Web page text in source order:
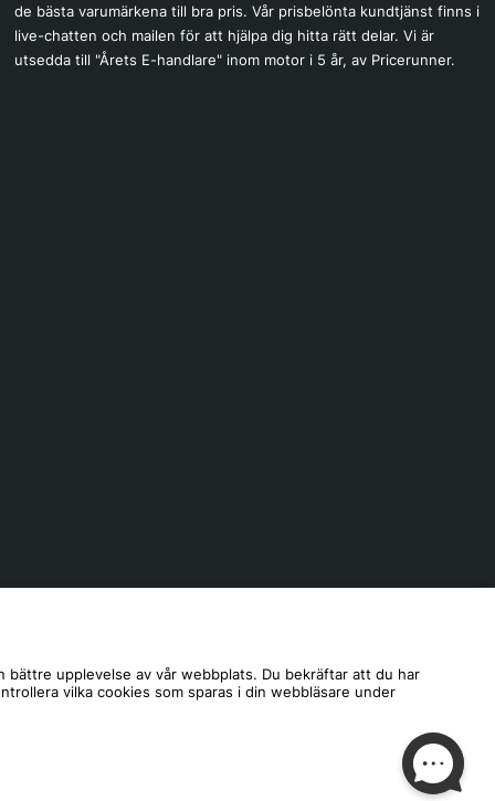
de bästa varumärkena till bra pris. Vår prisbelönta kundtjänst finns i
live-chatten och mailen för att hjälpa dig hitta rätt delar. Vi är
utsedda till "Årets E-handlare" inom motor i 5 år, av Pricerunner.
upplevelse av vår webbplats. Du bekräftar att du har
vilka cookies som sparas i din webbläsare under